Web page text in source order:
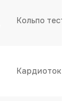
Кольпо тест